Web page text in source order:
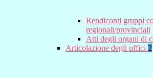
Rendiconti gruppi
regionali/provinciali
Atti degli organi di
Articolazione degli uffici 2